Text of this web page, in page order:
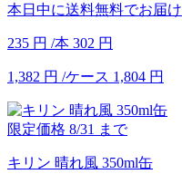
本日中に送料無料でお届け
235 円 /本 302 円
1,382 円 /ケース 1,804 円
限定価格 8/31 まで
キリン 晴れ風 350ml缶